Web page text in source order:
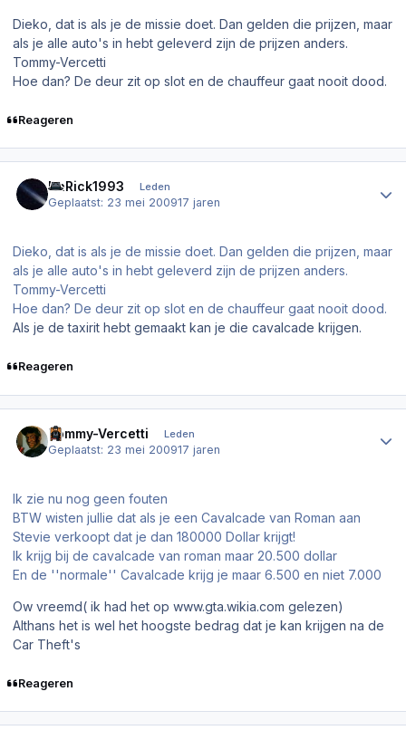
Dieko, dat is als je de missie doet. Dan gelden die prijzen, maar
als je alle auto's in hebt geleverd zijn de prijzen anders.
Tommy-Vercetti
Hoe dan? De deur zit op slot en de chauffeur gaat nooit dood.
Reageren
DaRick1993 Leden
Geplaatst: 23 mei 200917 jaren
Dieko, dat is als je de missie doet. Dan gelden die prijzen, maar
als je alle auto's in hebt geleverd zijn de prijzen anders.
Tommy-Vercetti
Hoe dan? De deur zit op slot en de chauffeur gaat nooit dood.
Als je de taxirit hebt gemaakt kan je die cavalcade krijgen.
Reageren
Tommy-Vercetti Leden
Geplaatst: 23 mei 200917 jaren
Ik zie nu nog geen fouten
BTW wisten jullie dat als je een Cavalcade van Roman aan
Stevie verkoopt dat je dan 180000 Dollar krijgt!
Ik krijg bij de cavalcade van roman maar 20.500 dollar
En de ''normale'' Cavalcade krijg je maar 6.500 en niet 7.000
Ow vreemd( ik had het op www.gta.wikia.com gelezen)
Althans het is wel het hoogste bedrag dat je kan krijgen na de
Car Theft's
Reageren